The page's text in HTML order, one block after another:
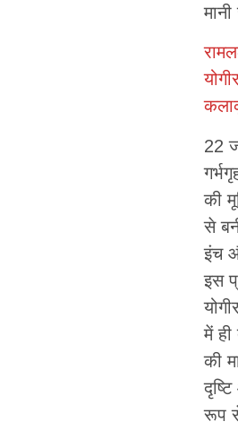
22
की
से
इंच
इस
में
की
रूप